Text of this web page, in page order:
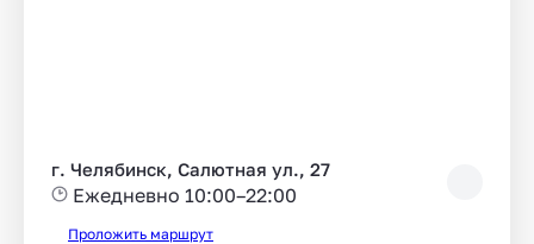
г. Челябинск, Салютная ул., 27
Ежедневно 10:00–22:00
Проложить маршрут